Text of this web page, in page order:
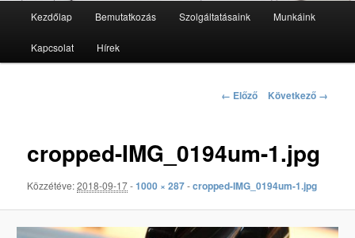
Tovább
az
Kezdőlap Bemutatkozás Szolgáltatásaink Munkáink
Kapcsolat Hírek
Kép
← Előző Következő →
cropped-IMG_0194um-1.jpg
Közzétéve:2018-09-17-1000 × 287-cropped-IMG_0194um-1.jpg